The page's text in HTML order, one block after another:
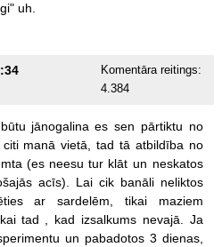
uh.
Komentāra reitings:
4.384
būtu jānogalina es sen pārtiktu no
citi manā vietā, tad tā atbildība no
(es neesu tur klāt un neskatos
acīs). Lai cik banāli neliktos
ar sardelēm, tikai
maziem
tad kad izsalkums nevajā.
Ja
un pabadotos 3 dienas,